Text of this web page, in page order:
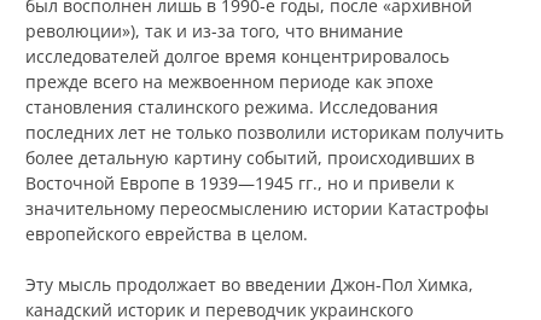
был восполнен лишь в 1990‑е годы, после «архивной
революции»), так и из-за того, что внимание
исследователей долгое время концентрировалось
прежде всего на межвоенном периоде как эпохе
становления сталинского режима. Исследования
последних лет не только позволили историкам получить
более детальную картину событий, происходивших в
Восточной Европе в 1939—1945 гг., но и привели к
значительному переосмыслению истории Катастрофы
европейского еврейства в целом.
Эту мысль продолжает во введении Джон-Пол Химка,
канадский историк и переводчик украинского